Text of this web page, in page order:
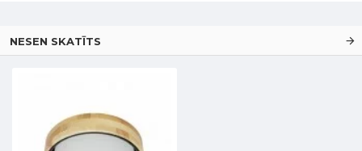
NESEN SKATĪTS